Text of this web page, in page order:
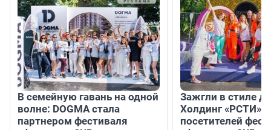
В семейную гавань на одной
волне: DOGMA стала
партнером фестиваля
Зажгли в стиле
Холдинг «РСТИ»
посетителей